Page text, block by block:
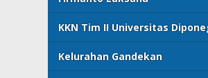
KKN Tim II Universitas
Kelurahan Gandekan